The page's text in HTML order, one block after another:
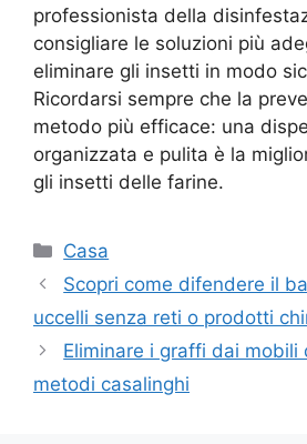
professionista della
consigliare le soluzioni più
eliminare gli insetti in modo
Ricordarsi sempre che la
metodo più efficace: una
organizzata e pulita è la
gli insetti delle farine.
Categorie
Casa
Scopri come difendere il
uccelli senza reti o prodotti
Eliminare i graffi dai mobili
metodi casalinghi